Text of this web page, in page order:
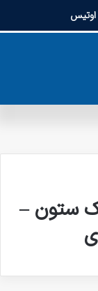
3 – تک ستون –